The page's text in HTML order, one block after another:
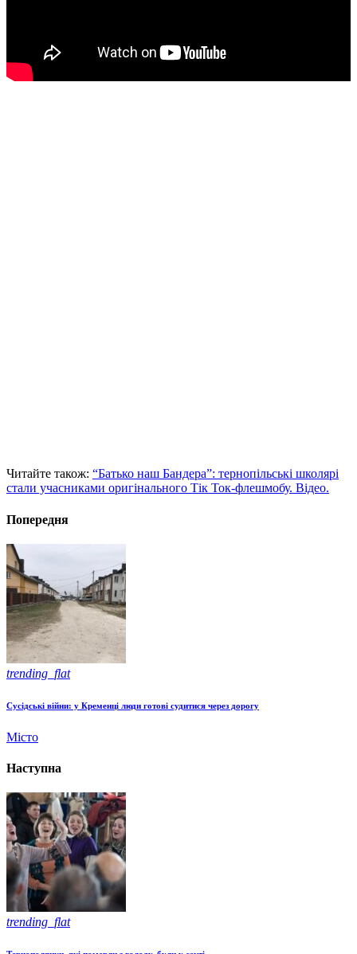
Читайте також: “Батько наш Бандера”: тернопільські школярі
стали учасниками оригінального Тік Ток-флешмобу. Відео.
Попередня
trending_flat
Сусідські війни: у Кременці люди готові судитися через дорогу
Місто
Наступна
trending_flat